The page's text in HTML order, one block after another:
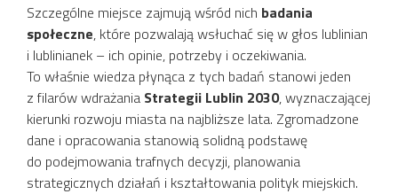
Szczególne miejsce zajmują wśród nich badania
społeczne, które pozwalają wsłuchać się w głos lublinian
i lublinianek – ich opinie, potrzeby i oczekiwania.
To właśnie wiedza płynąca z tych badań stanowi jeden
z filarów wdrażania Strategii Lublin 2030, wyznaczającej
kierunki rozwoju miasta na najbliższe lata. Zgromadzone
dane i opracowania stanowią solidną podstawę
do podejmowania trafnych decyzji, planowania
strategicznych działań i kształtowania polityk miejskich.